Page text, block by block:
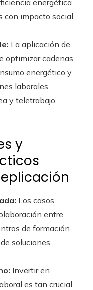
con impacto social
La aplicación de
optimizar cadenas
energético y
laborales
y teletrabajo
y
Los casos
entre
de formación
soluciones
Invertir en
es tan crucial